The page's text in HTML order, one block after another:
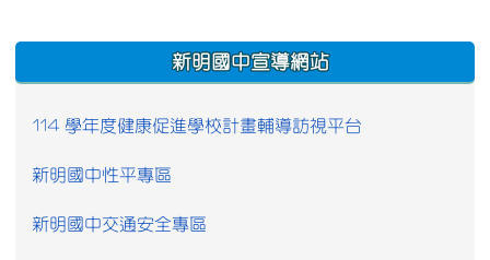
:::
新明國中宣導網站
114 學年度健康促進學校計畫輔導訪視平台
新明國中性平專區
新明國中交通安全專區